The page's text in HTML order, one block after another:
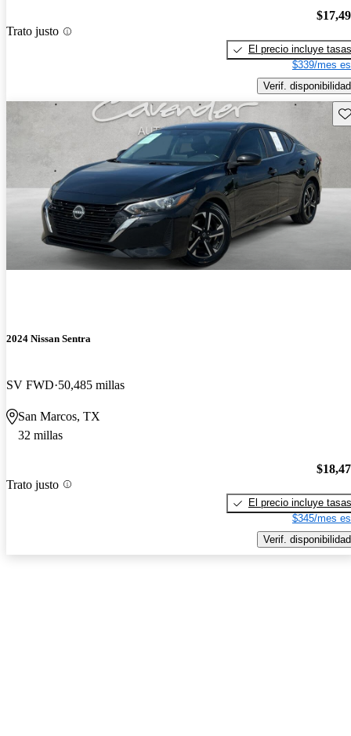
Trato justo
El precio incluye tasas
$339/mes
Verif. disponibilidad
2024 Nissan Sentra
SV FWD 50,485 millas
San Marcos, TX
32 millas
Trato justo
El precio incluye tasas
$345/mes
Verif. disponibilidad